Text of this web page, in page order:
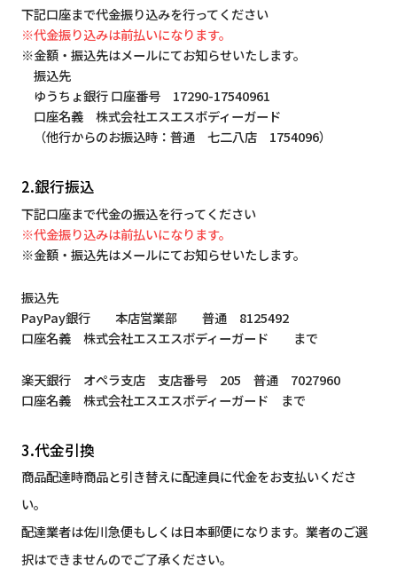
下記口座まで代金振り込みを行ってください
※代金振り込みは前払いになります。
※金額・振込先はメールにてお知らせいたします。
振込先
ゆうちょ銀行 口座番号 17290-17540961
口座名義 株式会社エスエスボディーガード
（他行からのお振込時：普通 七二八店 1754096）
2.銀行振込
下記口座まで代金の振込を行ってください
※代金振り込みは前払いになります。
※金額・振込先はメールにてお知らせいたします。
振込先
PayPay銀行 本店営業部 普通 8125492
口座名義 株式会社エスエスボディーガード まで
楽天銀行 オペラ支店 支店番号 205 普通 7027960
口座名義 株式会社エスエスボディーガード まで
3.代金引換
商品配達時商品と引き替えに配達員に代金をお支払いくださ
い。
配達業者は佐川急便もしくは日本郵便になります。業者のご選
択はできませんのでご了承ください。